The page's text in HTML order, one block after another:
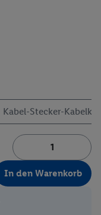
Kabel-Stecker-
In den Warenkorb